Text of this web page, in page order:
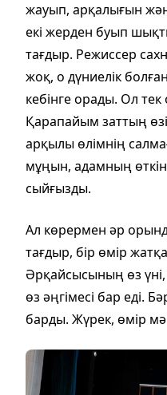
жауып, арқалығын
екі жерден буып
тағдыр. Режиссер
жоқ, о дүниелік
кебінге орады. Ол
Қарапайым заттың
арқылы өлімнің
мұңын, адамның
сыйғызды.
Ал көрермен әр
тағдыр, бір өмір
Әрқайсысының өз
өз әңгімесі бар еді.
барды. Жүрек, өмір